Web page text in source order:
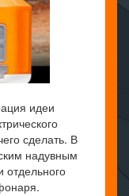
идеи
сделать. В
надувным